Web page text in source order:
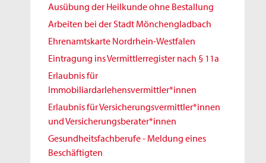
Ausübung der Heilkunde ohne Bestallung
Arbeiten bei der Stadt Mönchengladbach
Ehrenamtskarte Nordrhein-Westfalen
Eintragung ins Vermittlerregister nach § 11a
Erlaubnis für
Immobiliardarlehensvermittler*innen
Erlaubnis für Versicherungsvermittler*innen
und Versicherungsberater*innen
Gesundheitsfachberufe - Meldung eines
Beschäftigten